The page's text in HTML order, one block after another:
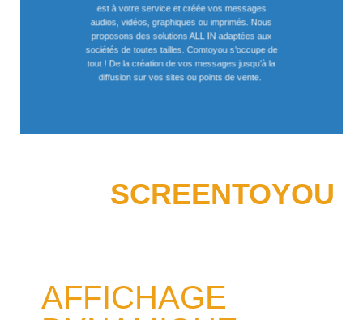
est à votre service et créée vos messages
audios, vidéos, graphiques ou imprimés. Nous
proposons des solutions ALL IN adaptées aux
sociétés de toutes tailles. Comtoyou s’occupe de
tout ! De la création de vos messages jusqu’à la
diffusion sur vos sites ou points de vente.
SCREENTOYOU
AFFICHAGE